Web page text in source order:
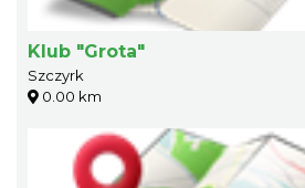
Klub "Grota"
Szczyrk
0.00 km